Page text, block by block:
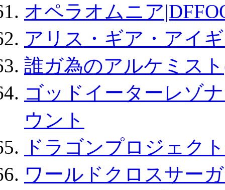
オペラオムニア
アリス・ギア・アイ
誰ガ為のアルケミス
ゴッドイーターレゾ
ウント
ドラゴンプロジェク
ワールドクロスサー